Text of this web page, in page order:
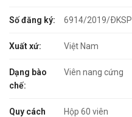
Số đăng ký: 6914/2019/ÐKSP
Xuất xứ: Việt Nam
Dạng bào
chế:
Viên nang cứng
Quy cách
Hộp 60 viên